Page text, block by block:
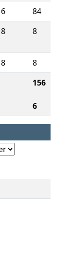
6
84
8 8
8
8
156
6